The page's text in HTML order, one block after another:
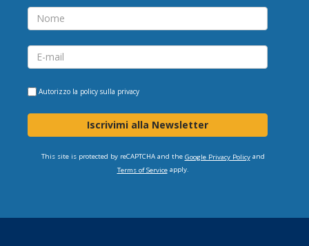
Autorizzo la policy sulla privacy
Iscrivimi alla Newsletter
This site is protected by reCAPTCHA and the Google Privacy Policyand
Terms of Serviceapply.